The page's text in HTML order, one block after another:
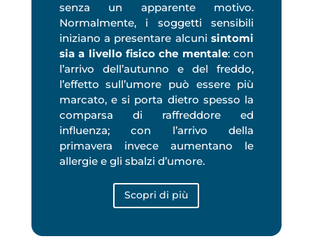
senza un apparente motivo.
Normalmente, i soggetti sensibili
iniziano a presentare alcunisintomi
sia a livello fisico che mentale: con
l’arrivo dell’autunno e del freddo,
l’effetto sull’umore può essere più
marcato, e si porta dietro spesso la
comparsa di raffreddore ed
influenza; con l’arrivo della
primavera invece aumentano le
allergie e gli sbalzi d’umore.
Scopri di più